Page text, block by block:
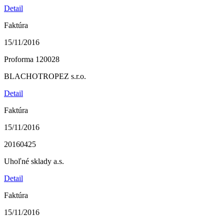
Detail
Faktúra
15/11/2016
Proforma 120028
BLACHOTROPEZ s.r.o.
Detail
Faktúra
15/11/2016
20160425
Uhoľné sklady a.s.
Detail
Faktúra
15/11/2016